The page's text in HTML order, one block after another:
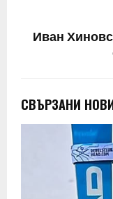
Иван
СВЪРЗАНИ